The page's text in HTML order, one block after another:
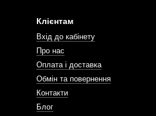
Клієнтам
Вхід до кабінету
Про нас
Оплата і доставка
Обмін та повернення
Контакти
Блог